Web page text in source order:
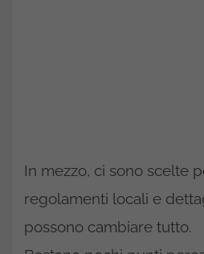
In mezzo, ci sono scelte
regolamenti locali e
possono cambiare tutto.